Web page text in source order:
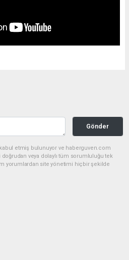
Gönder
kabul etmiş bulunuyor ve haberguven.com
doğrudan veya dolaylı tüm sorumluluğu tek
yorumlardan site yönetimi hiçbir şekilde